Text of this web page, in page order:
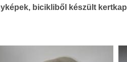
bicikliből készült